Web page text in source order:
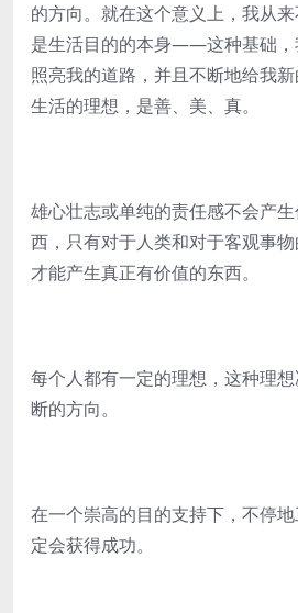
的方向。就在这个意义上，我从
是生活目的的本身——这种基础，
照亮我的道路，并且不断地给我
生活的理想，是善、美、真。
雄心壮志或单纯的责任感不会产
西，只有对于人类和对于客观事物
才能产生真正有价值的东西。
每个人都有一定的理想，这种理
断的方向。
在一个崇高的目的支持下，不停
定会获得成功。